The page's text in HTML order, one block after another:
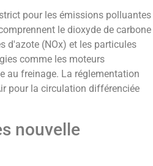
pour les émissions polluantes
le dioxyde de carbone
d'azote (NOx) et les particules
comme les moteurs
au freinage. La réglementation
pour la circulation différenciée
nouvelle